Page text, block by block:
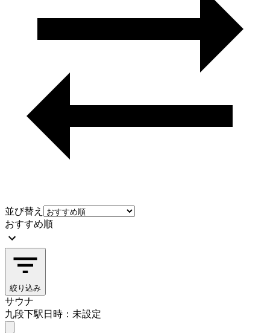
並び替え
おすすめ順
絞り込み
サウナ
九段下駅日時：未設定